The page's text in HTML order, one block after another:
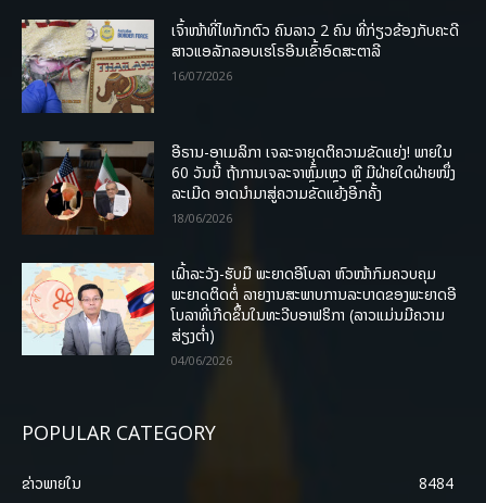
ເຈົ້າໜ້າທີ່ໄທກັກຕົວ ຄົນລາວ 2 ຄົນ ທີ່ກ່ຽວຂ້ອງກັບຄະດີ
ສາວແອລັກລອບເຮໂຣອີນເຂົ້າອົດສະຕາລີ
16/07/2026
ອີຣານ-ອາເມລິກາ ເຈລະຈາຍຸດຕິຄວາມຂັດແຍ່ງ! ພາຍໃນ
60 ວັນນີ້ ຖ້າການເຈລະຈາຫຼົ້ມເຫຼວ ຫຼື ມີຝ່າຍໃດຝ່າຍໜຶ່ງ
ລະເມີດ ອາດນໍາມາສູ່ຄວາມຂັດແຍ້ງອີກຄັ້ງ
18/06/2026
ເຝົ້າລະວັງ-ຮັບມື ພະຍາດອີໂບລາ ຫົວໜ້າກົມຄວບຄຸມ
ພະຍາດຕິດຕໍ່ ລາຍງານສະພາບການລະບາດຂອງພະຍາດອີ
ໂບລາທີ່ເກີດຂຶ້ນໃນທະວີບອາຟຣິກາ (ລາວແມ່ນມີຄວາມ
ສ່ຽງຕໍ່າ)
04/06/2026
POPULAR CATEGORY
ຂ່າວພາຍ​ໃນ
8484